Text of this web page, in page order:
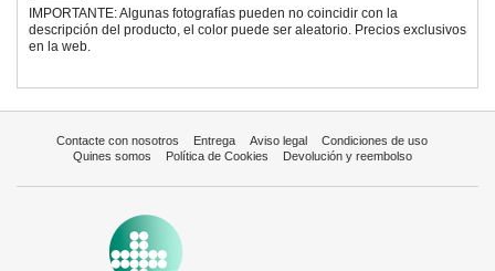
IMPORTANTE: Algunas fotografías pueden no coincidir con la
descripción del producto, el color puede ser aleatorio. Precios exclusivos
en la web.
Contacte con nosotros Entrega Aviso legal
Condiciones de uso
Quines somos
Política de Cookies Devolución y reembolso